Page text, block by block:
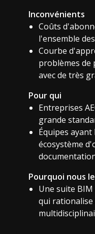
Inconvénients
Coûts
l'ensemble
Courbe
problèmes de
avec de très
Pour qui
Entreprises
grande
Équipes
écosystème
Pourquoi nous
Une suite
qui rationalise